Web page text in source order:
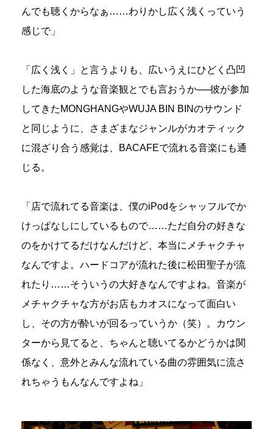
んでも聴くからなぁ……わりかし広く浅くっていう
感じで」
「広く浅く」と言うよりも、広いうえにひどく凸凹
した海底のような音楽観とでも言おうか──彼が参加
してきたMONGHANGやWUJA BIN BINのサウンド
と同じように、さまざまなジャンルがカオティック
に混ざり合う感覚は、BACAFEで流れる音楽にも通
じる。
「店で流れてる音楽は、僕のiPodをシャッフルでか
けっぱなしにしているもので……ただ自分の好きな
のをかけてるだけなんだけど、本当にメチャクチャ
なんですよ。ハードコアが流れた後に松田聖子が流
れたり……そういうの大好きなんですよね。音楽が
メチャクチャな方がお店もカオスになって面白い
し、その方が酔いが回るっていうか（笑）。カウン
ターから見てると、ちゃんと聴いてるかどうかは関
係なく、意外とみんな流れている曲の雰囲気に流さ
れちゃうもんなんですよね」